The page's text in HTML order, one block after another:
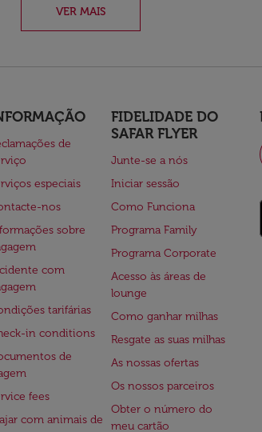
VER MAIS
de
especiais
nos
sobre
com
tarifárias
in conditions
de
fees
com animais de
FIDELIDADE DO
SAFAR FLYER
Junte-se a nós
Iniciar sessão
Como Funciona
Programa Family
Programa Corporate
Acesso às áreas de
lounge
Como ganhar milhas
Resgate as suas milhas
As nossas ofertas
Os nossos parceiros
Obter o número do
meu cartão